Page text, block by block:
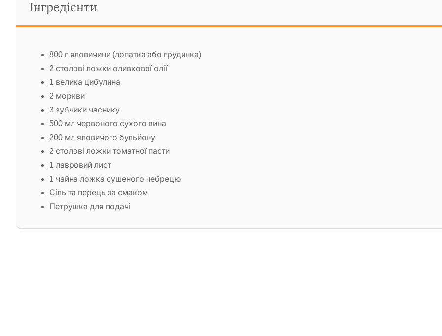
Інгредієнти
800 г яловичини (лопатка або грудинка)
2 столові ложки оливкової олії
1 велика цибулина
2 моркви
3 зубчики часнику
500 мл червоного сухого вина
200 мл яловичого бульйону
2 столові ложки томатної пасти
1 лавровий лист
1 чайна ложка сушеного чебрецю
Сіль та перець за смаком
Петрушка для подачі